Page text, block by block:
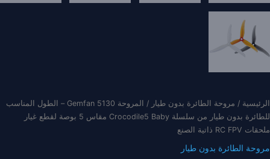
الرئيسية / مروحة الطائرة بدون طيار
/ المروحة Gemfan 5130 – الطول المناسب
للطائرة بدون طيار من سلسلة Crocodile5 Baby مقاس 5 بوصة لقطع غيار
ملحقات RC FPV ذاتية الصنع
مروحة الطائرة بدون طيار